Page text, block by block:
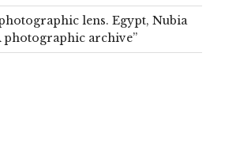
lens. Egypt, Nubia
photographic archive”